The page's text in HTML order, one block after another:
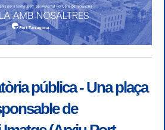
pública - Una plaça
de